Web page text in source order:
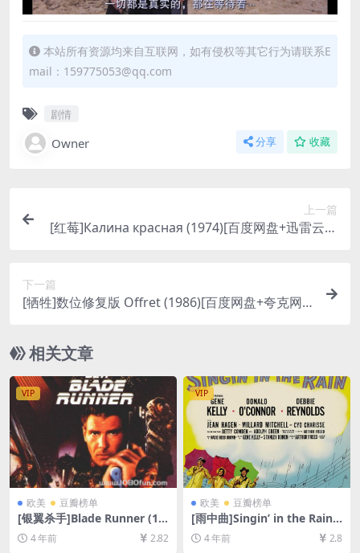
本站所有资源均来自互联网，如有侵权等其它行为请联系E
mail：159775053@qq.com
剧情
Owner 分享 收藏
上一篇
[红莓]Калина красная (1974)[百度网盘+迅雷云盘
下一篇
[牺牲]数位修复版 Offret (1986)[百度网盘+夸克网
幕]
相关文章
VIP
欧美 豆瓣榜单
[银翼杀手]Blade Runner (19
82)[百度网盘+迅雷云盘资源1
080P超清未删减][MP4/7.6G
4 年前 2.82
VIP
欧美 豆瓣榜单
[雨中曲]Singin’ in the Rain
(1952)[百度网盘+迅雷云盘资
源1080P超清未删减][MP4/6.
4 年前 2.8